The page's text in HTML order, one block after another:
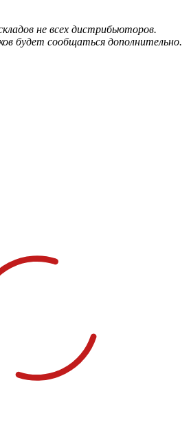
не всех дистрибьюторов.
будет сообщаться дополнительно.